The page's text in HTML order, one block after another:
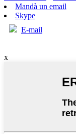
Mandà un email
Skype
E-mail
x